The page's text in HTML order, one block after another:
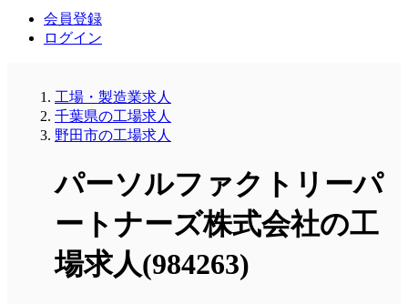
会員登録
ログイン
工場・製造業求人
千葉県の工場求人
野田市の工場求人
パーソルファクトリーパ
ートナーズ株式会社の工
場求人(984263)